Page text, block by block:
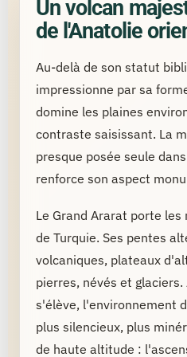
Un volcan
de l'Anatolie
Au-delà de son statut
impressionne par sa
domine les plaines
contraste saisissant. La
presque posée seule
renforce son aspect
Le Grand Ararat porte les
de Turquie. Ses pentes
volcaniques, plateaux
pierres, névés et
s'élève, l'environnement
plus silencieux, plus
de haute altitude :